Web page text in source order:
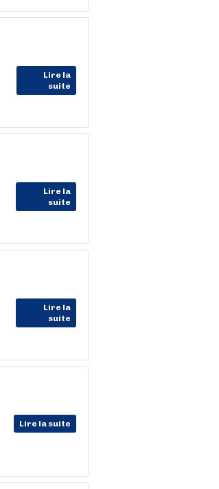
Lire la
suite
Lire la
suite
Lire la
suite
Lire la suite